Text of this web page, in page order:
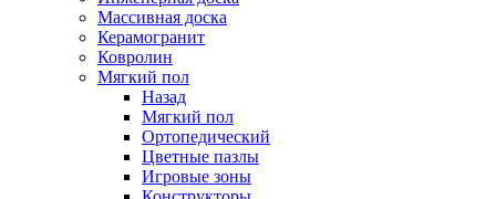
Массивная доска
Керамогранит
Ковролин
Мягкий пол
Назад
Мягкий пол
Ортопедический
Цветные пазлы
Игровые зоны